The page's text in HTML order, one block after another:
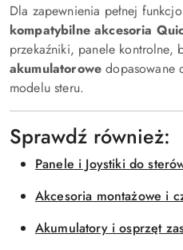
Dla zapewnienia pełnej
kompatybilne akcesoria
przekaźniki, panele kontrolne,
akumulatorowe dopasowane
modelu steru.
Sprawdź również:
Panele i Joystiki do
Akcesoria montażowe i
Akumulatory i osprzęt